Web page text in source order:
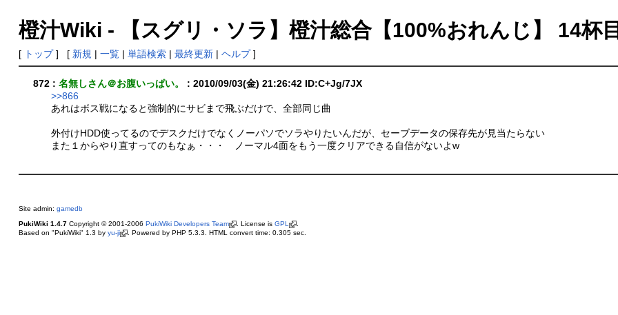
橙汁Wiki - 【スグリ・ソラ】橙汁総合【100%おれんじ】 14杯
[ トップ] [ 新規 | 一覧| 単語検索| 最終更新| ヘルプ]
872 :名無しさん＠お腹いっぱい。
: 2010/09/03(金) 21:26:42 ID:C+Jg/7JX
>>866
あれはボス戦になると強制的にサビまで飛ぶだけで、全部同じ曲
外付けHDD使ってるのでデスクだけでなくノーパソでソラやりたいんだが、セーブデータの保存先が見当たらない
また１からやり直すってのもなぁ・・・ ノーマル4面をもう一度クリアできる自信がないよw
Site admin: gamedb
PukiWiki 1.4.7Copyright © 2001-2006 PukiWiki Developers Team . License is GPL
.
Based on "PukiWiki" 1.3 by yu-ji . Powered by PHP 5.3.3. HTML convert time: 0.305 sec.